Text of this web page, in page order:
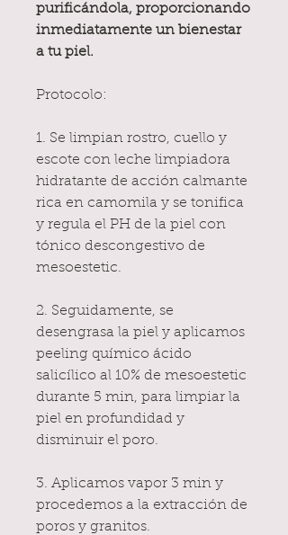
purificándola, proporcionando
inmediatamente un bienestar
a tu piel.
Protocolo:
1. Se limpian rostro, cuello y
escote con leche limpiadora
hidratante de acción calmante
rica en camomila y se tonifica
y regula el PH de la piel con
tónico descongestivo de
mesoestetic.
2. Seguidamente, se
desengrasa la piel y aplicamos
peeling químico ácido
salicílico al 10% de mesoestetic
durante 5 min, para limpiar la
piel en profundidad y
disminuir el poro.
3. Aplicamos vapor 3 min y
procedemos a la extracción de
poros y granitos.